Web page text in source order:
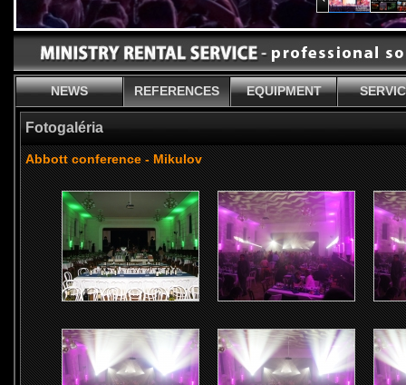
NEWS REFERENCES EQUIPMENT
Fotogaléria
Abbott conference - Mikulov